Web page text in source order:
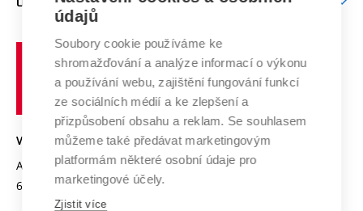
E-přihláška
Doktorské studium
Podpora podnikání
Systém zajišťování kvality výzkumu
Výzkumné infrastruktury
Transfer znalostí
Open Science
Projekty
Projekty ze strukturálních fondů
Specifický výzkum
Zahraniční spolupráce
Spolupráce se školami
Mezinárodní dohody
Univerzitní sítě
Profil univerzity
Udržitelná univerzita
Podnikavá univerzita / ContriBUTe
Bezpečná univerzita
Vyznamenání
Organizační struktura
učení
technické
Brně
VYSOKÉ UČENÍ TECHNICKÉ V BRNĚ
Antonínská 548/1
602 00 Brno
www.vut.cz
vut@vutbr.cz
údajů
Soubory cookie používáme ke
shromažďování a analýze informací o výkonu
a používání webu, zajištění fungování funkcí
ze sociálních médií a ke zlepšení a
přizpůsobení obsahu a reklam. Se souhlasem
můžeme také předávat marketingovým
platformám některé osobní údaje pro
marketingové účely.
Zjistit více